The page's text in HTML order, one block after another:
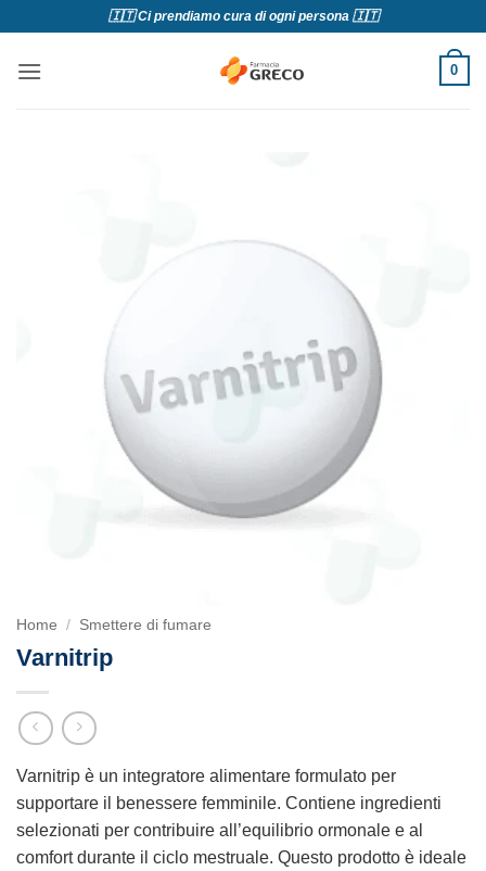
contenuti
🇮🇹 Ci prendiamo cura di ogni persona 🇮🇹
0
Home / Smettere di fumare
Varnitrip
Varnitrip è un integratore alimentare formulato per
supportare il benessere femminile. Contiene ingredienti
selezionati per contribuire all’equilibrio ormonale e al
comfort durante il ciclo mestruale. Questo prodotto è ideale